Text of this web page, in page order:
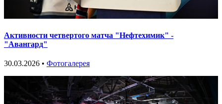
Активности четвертого матча "Нефтехимик" -
"Авангард"
30.03.2026 • Фотогалерея